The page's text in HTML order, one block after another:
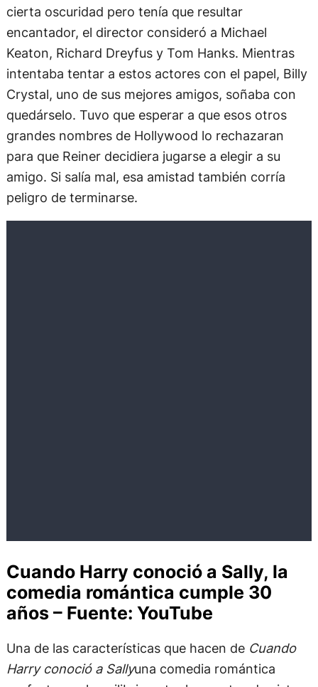
cierta oscuridad pero tenía que resultar
encantador, el director consideró a Michael
Keaton, Richard Dreyfus y Tom Hanks. Mientras
intentaba tentar a estos actores con el papel, Billy
Crystal, uno de sus mejores amigos, soñaba con
quedárselo. Tuvo que esperar a que esos otros
grandes nombres de Hollywood lo rechazaran
para que Reiner decidiera jugarse a elegir a su
amigo. Si salía mal, esa amistad también corría
peligro de terminarse.
Cuando Harry conoció a Sally, la
comedia romántica cumple 30
años – Fuente: YouTube
Una de las características que hacen de Cuando
Harry conoció a Sallyuna comedia romántica